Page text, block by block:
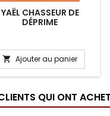
YAËL CHASSEUR DE
DÉPRIME
 Ajouter au panier
QUI ONT